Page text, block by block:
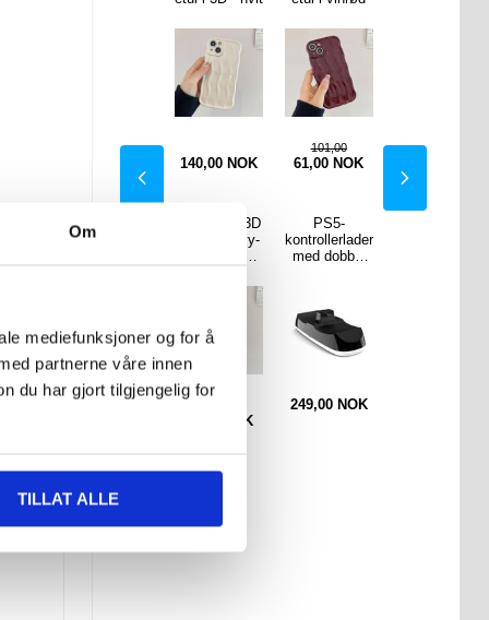
Om
mediefunksjoner og for å
partnerne våre innen
du har gjort tilgjengelig for
TILLAT ALLE
93,00
Nintendo
Switch 2
155,00 NOK
140,00 NOK
iPhone 15 3D
Linear Wavy-
etui i vinrød -
NOK
101,00
61,00 NOK
PS5-
kontrollerlader
med dobbel
249,00 NOK